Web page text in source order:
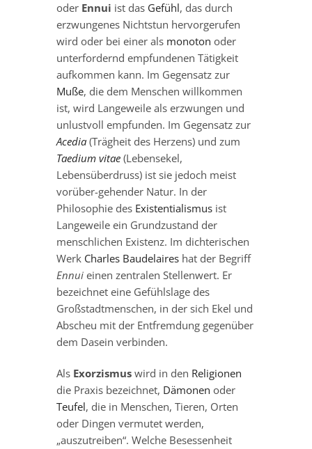
oder Ennui ist das Gefühl, das durch
erzwungenes Nichtstun hervorgerufen
wird oder bei einer als monoton oder
unterfordernd empfundenen Tätigkeit
aufkommen kann. Im Gegensatz zur
Muße, die dem Menschen willkommen
ist, wird Langeweile als erzwungen und
unlustvoll empfunden. Im Gegensatz zur
Acedia(Trägheit des Herzens) und zum
Taedium vitae(Lebensekel,
Lebensüberdruss) ist sie jedoch meist
vorüber-gehender Natur. In der
Philosophie des Existentialismusist
Langeweile ein Grundzustand der
menschlichen Existenz. Im dichterischen
Werk Charles Baudelaireshat der Begriff
Ennuieinen zentralen Stellenwert. Er
bezeichnet eine Gefühlslage des
Großstadtmenschen, in der sich Ekel und
Abscheu mit der Entfremdung gegenüber
dem Dasein verbinden.
Als Exorzismuswird in den Religionen
die Praxis bezeichnet, Dämonen oder
Teufel, die in Menschen, Tieren, Orten
oder Dingen vermutet werden,
„auszutreiben“. Welche Besessenheit